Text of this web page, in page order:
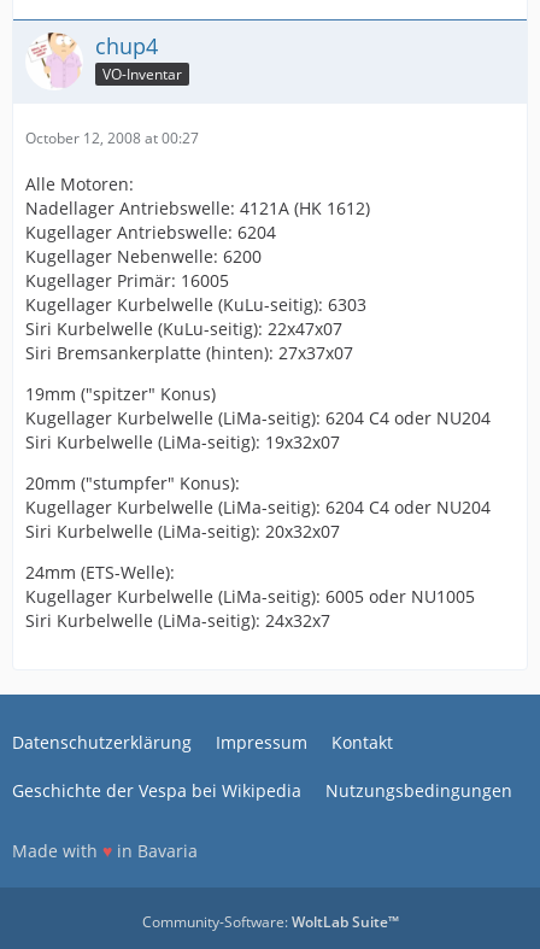
chup4
VO-Inventar
October 12, 2008 at 00:27
Alle Motoren:
Nadellager Antriebswelle: 4121A (HK 1612)
Kugellager Antriebswelle: 6204
Kugellager Nebenwelle: 6200
Kugellager Primär: 16005
Kugellager Kurbelwelle (KuLu-seitig): 6303
Siri Kurbelwelle (KuLu-seitig): 22x47x07
Siri Bremsankerplatte (hinten): 27x37x07
19mm ("spitzer" Konus)
Kugellager Kurbelwelle (LiMa-seitig): 6204 C4 oder NU204
Siri Kurbelwelle (LiMa-seitig): 19x32x07
20mm ("stumpfer" Konus):
Kugellager Kurbelwelle (LiMa-seitig): 6204 C4 oder NU204
Siri Kurbelwelle (LiMa-seitig): 20x32x07
24mm (ETS-Welle):
Kugellager Kurbelwelle (LiMa-seitig): 6005 oder NU1005
Siri Kurbelwelle (LiMa-seitig): 24x32x7
Datenschutzerklärung Impressum Kontakt
Geschichte der Vespa bei Wikipedia Nutzungsbedingungen
Made with ♥ in Bavaria
Community-Software:WoltLab Suite™